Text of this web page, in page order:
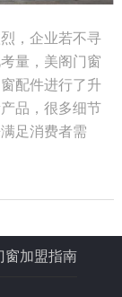
，企业若不寻
量， 美阁门窗
配件进行了升
品，很多细节
足消费者需
窗加盟指南